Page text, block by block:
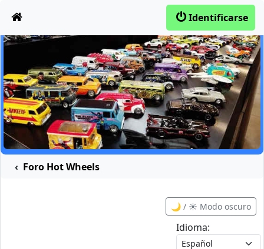
Identificarse
Foro Hot Wheels
🌙 / ☀️ Modo oscuro
Idioma: